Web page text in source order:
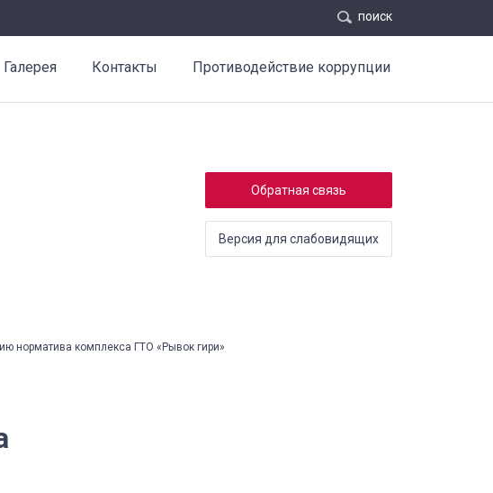
поиск
Галерея Контакты Противодействие коррупции
Обратная связь
Версия для слабовидящих
норматива комплекса ГТО «Рывок гири»